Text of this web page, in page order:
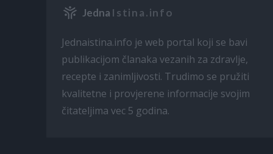
Jedna Istina.info
Jednaistina.info je web portal koji se bavi
publikacijom članaka vezanih za zdravlje,
recepte i zanimljivosti. Trudimo se pružiti
kvalitetne i provjerene informacije svojim
čitateljima vec 5 godina.